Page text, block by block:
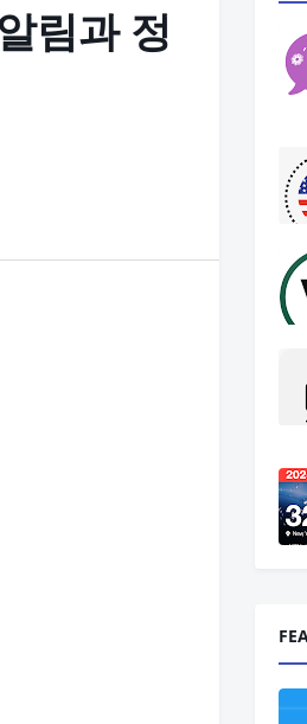
림과 정